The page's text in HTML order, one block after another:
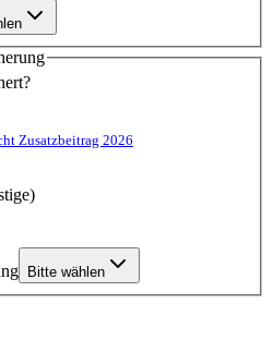
Zusatzbeitrag 2026
Bitte wählen